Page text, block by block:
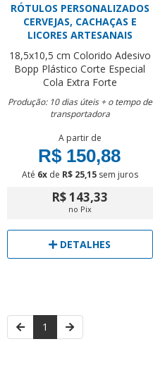
RÓTULOS PERSONALIZADOS
CERVEJAS, CACHAÇAS E
LICORES ARTESANAIS
18,5x10,5 cm Colorido Adesivo
Bopp Plástico Corte Especial
Cola Extra Forte
Produção: 10 dias úteis + o tempo de
transportadora
A partir de
R$ 150,88
Até 6xde R$ 25,15sem juros
R$ 143,33
no Pix
DETALHES
1